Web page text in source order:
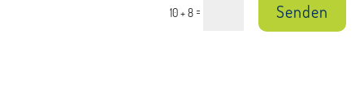
10 + 8= Senden